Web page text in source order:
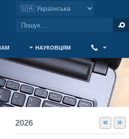
НАУКОВЦЯМ
« »
2026